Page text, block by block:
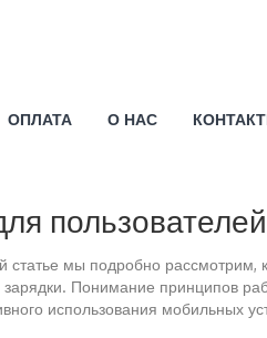
ОПЛАТА О НАС
статье мы подробно рассмотрим,
Понимание принципов
использования мобильных